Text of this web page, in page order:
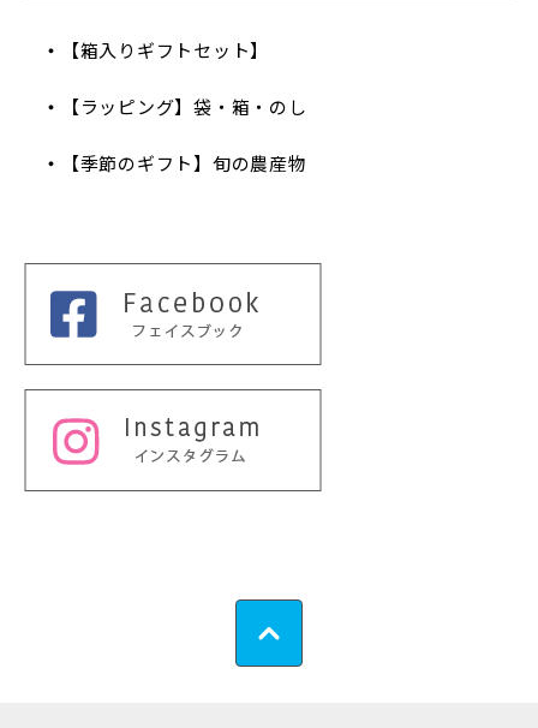
【箱入りギフトセット】
【ラッピング】袋・箱・のし
【季節のギフト】旬の農産物